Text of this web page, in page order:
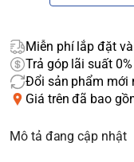
Miễn phí lắp đặt
Trả góp lãi suất
Đổi sản phẩm mới
Giá trên đã bao
Mô tả đang cập nhật